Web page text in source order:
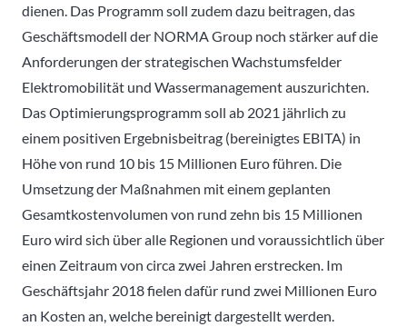
dienen. Das Programm soll zudem dazu beitragen, das
Geschäftsmodell der NORMA Group noch stärker auf die
Anforderungen der strategischen Wachstumsfelder
Elektromobilität und Wassermanagement auszurichten.
Das Optimierungsprogramm soll ab 2021 jährlich zu
einem positiven Ergebnisbeitrag (bereinigtes EBITA) in
Höhe von rund 10 bis 15 Millionen Euro führen. Die
Umsetzung der Maßnahmen mit einem geplanten
Gesamtkostenvolumen von rund zehn bis 15 Millionen
Euro wird sich über alle Regionen und voraussichtlich über
einen Zeitraum von circa zwei Jahren erstrecken. Im
Geschäftsjahr 2018 fielen dafür rund zwei Millionen Euro
an Kosten an, welche bereinigt dargestellt werden.